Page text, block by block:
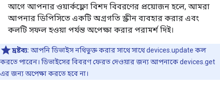
আগে আপনার ওয়ার্কফ্লো বিশদ বিবরণের প্রয়োজন হলে, আমরা
আপনার ডিপিসিতে একটি অগ্রগতি স্ক্রীন ব্যবহার করার এবং
কলটি সফল হওয়া পর্যন্ত অপেক্ষা করার পরামর্শ দিই।
দ্রষ্টব্য: আপনি ডিভাইস নথিভুক্ত করার সাথে সাথে devices.update কল
করতে পারেন। ডিভাইসের বিবরণ ফেরত দেওয়ার জন্য আপনাকে devices.get
এর জন্য অপেক্ষা করতে হবে না।